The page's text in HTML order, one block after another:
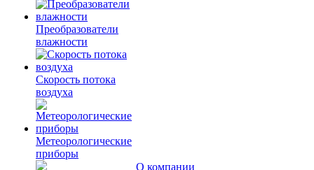
Преобразователи
влажности
Скорость потока
воздуха
Метеорологические
приборы
О компании